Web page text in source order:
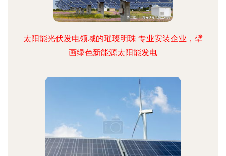
太阳能光伏发电领域的璀璨明珠 专业安装企业，擘
画绿色新能源太阳能发电